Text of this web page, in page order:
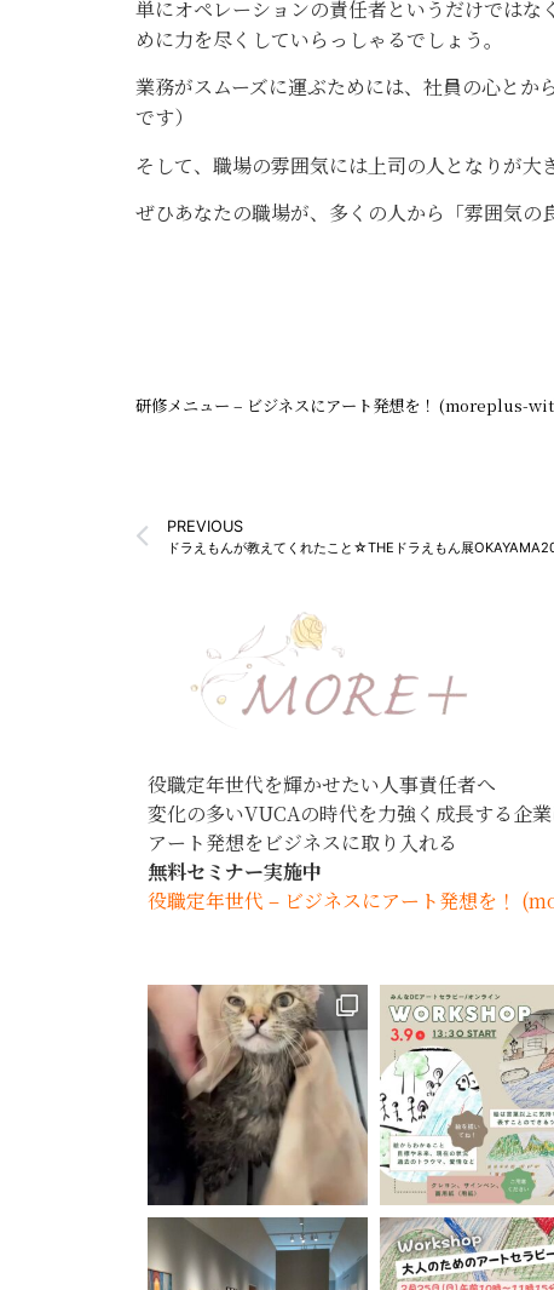
単にオペレーションの責任者というだけでは
めに力を尽くしていらっしゃるでしょう。
業務がスムーズに運ぶためには、社員の心と
です）
そして、職場の雰囲気には上司の人となりが大
ぜひあなたの職場が、多くの人から「雰囲気の
研修メニュー – ビジネスにアート発想を！ (moreplus-
PREVIOUS
ドラえもんが教えてくれたこと☆THEドラえもん展
役職定年世代を輝かせたい人事責任者へ
変化の多いVUCAの時代を力強く成長する企業
アート発想をビジネスに取り入れる
無料セミナー実施中
役職定年世代 – ビジネスにアート発想を！